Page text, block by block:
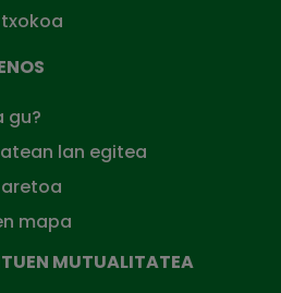
gu?
lan egitea
mapa
MUTUALITATEA